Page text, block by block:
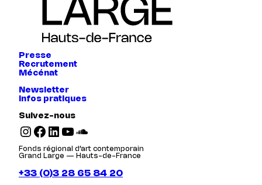
Presse
Recrutement
Mécénat
Newsletter
Infos pratiques
Suivez-nous
Instagram Facebook LinkedIn YouTube SoundCloud
Fonds régional d’art contemporain
Grand Large — Hauts-de-France
+33 (0)3 28 65 84 20